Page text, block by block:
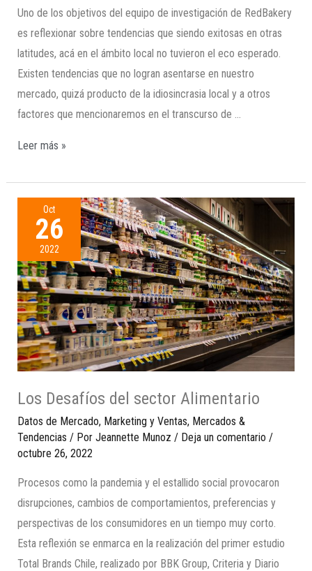
Uno de los objetivos del equipo de investigación de RedBakery
es reflexionar sobre tendencias que siendo exitosas en otras
latitudes, acá en el ámbito local no tuvieron el eco esperado.
Existen tendencias que no logran asentarse en nuestro
mercado, quizá producto de la idiosincrasia local y a otros
factores que mencionaremos en el transcurso de …
Leer más »
Oct
26
2022
Los Desafíos del sector Alimentario
Datos de Mercado, Marketing y Ventas, Mercados &
Tendencias / Por Jeannette Munoz / Deja un comentario /
octubre 26, 2022
Procesos como la pandemia y el estallido social provocaron
disrupciones, cambios de comportamientos, preferencias y
perspectivas de los consumidores en un tiempo muy corto.
Esta reflexión se enmarca en la realización del primer estudio
Total Brands Chile, realizado por BBK Group, Criteria y Diario